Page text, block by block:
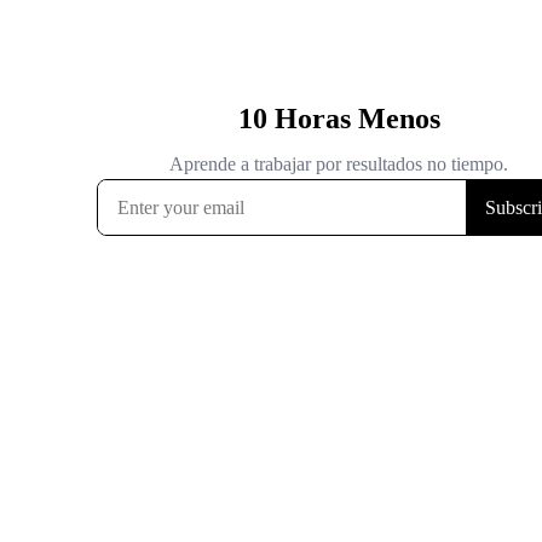
10 Horas Menos
Aprende a trabajar por resultados no tiempo.